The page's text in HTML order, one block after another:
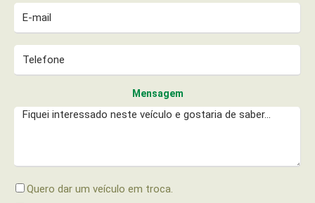
Mensagem
Quero dar um veículo em troca.